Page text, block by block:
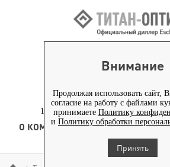
Внимание
Продолжая использовать сайт,
согласие на работу с файлами
принимаете Политику
и Политику обработки
Принять
+7 (495) 653-
117186, г. Москва,
О КОМПАНИИ ТОВАРЫ
КОНТЕНТ